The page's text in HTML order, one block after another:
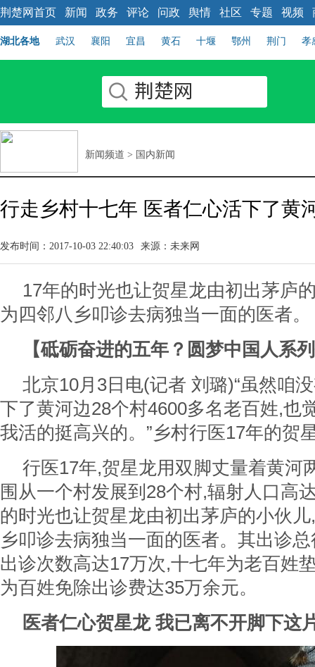
荆楚网首页 新闻 政务 评论 问政 舆情 社区 专题 视频
湖北各地 武汉 襄阳 宜昌 黄石 十堰 鄂州 荆门 孝
新闻频道 > 国内新闻
行走乡村十七年 医者仁心活下了黄
发布时间：2017-10-03 22:40:03 来源：未来网
17年的时光也让贺星龙由初出茅庐
为四邻八乡叩诊去病独当一面的医者。
【砥砺奋进的五年？圆梦中国人系
北京10月3日电(记者 刘璐)“虽然咱
下了黄河边28个村4600多名老百姓,也
我活的挺高兴的。”乡村行医17年的贺
行医17年,贺星龙用双脚丈量着黄河
围从一个村发展到28个村,辐射人口高
的时光也让贺星龙由初出茅庐的小伙
乡叩诊去病独当一面的医者。其出诊
出诊次数高达17万次,十七年为老百姓
为百姓免除出诊费达35万余元。
医者仁心贺星龙 我已离不开脚下这